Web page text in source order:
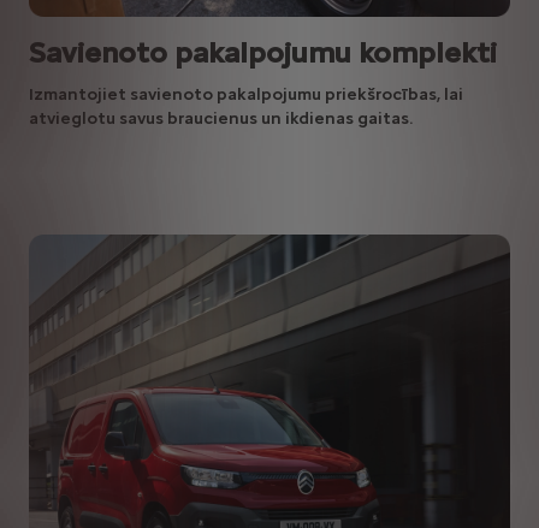
Savienoto pakalpojumu komplekti
Izmantojiet savienoto pakalpojumu priekšrocības, lai
atvieglotu savus braucienus un ikdienas gaitas.